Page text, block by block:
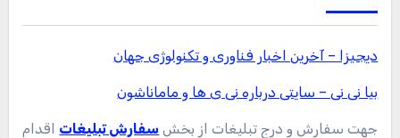
دیجیزا – آخرین اخبار فناوری و تکنولوژی جهان
بیا نی نی – سایتی درباره نی ی ها و ماماناشون
جهت سفارش و درج تبلیغات از بخش سفارش تبلیغات اقدام